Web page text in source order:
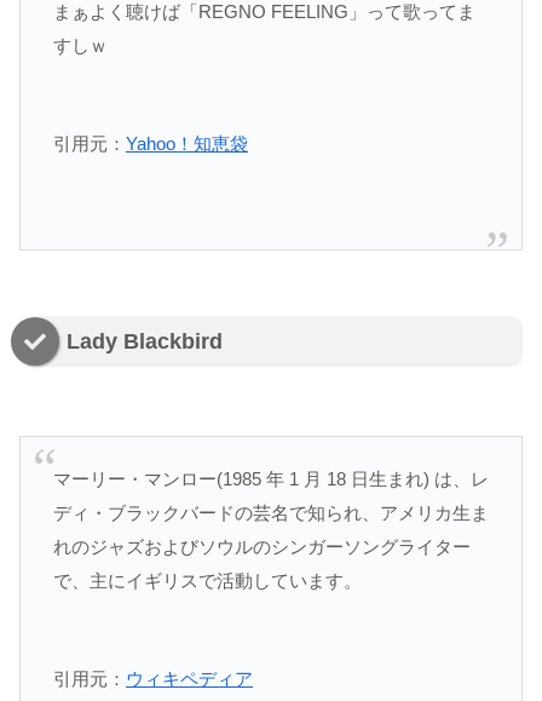
まぁよく聴けば「REGNO FEELING」って歌ってま
すしｗ
引用元： Yahoo！知恵袋
Lady Blackbird
マーリー・マンロー(1985 年 1 月 18 日生まれ) は、レ
ディ・ブラックバードの芸名で知られ、アメリカ生ま
れのジャズおよびソウルのシンガーソングライター
で、主にイギリスで活動しています。
引用元： ウィキペディア